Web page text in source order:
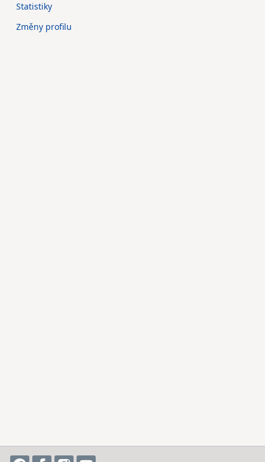
Statistiky
Změny profilu